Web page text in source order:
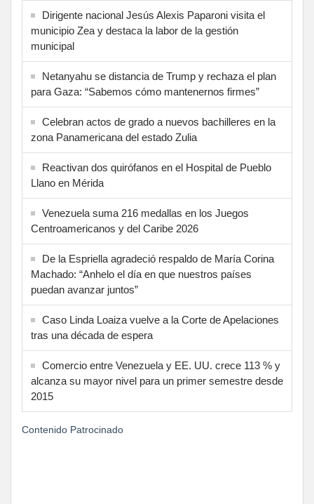
Dirigente nacional Jesús Alexis Paparoni visita el
municipio Zea y destaca la labor de la gestión
municipal
Netanyahu se distancia de Trump y rechaza el plan
para Gaza: “Sabemos cómo mantenernos firmes”
Celebran actos de grado a nuevos bachilleres en la
zona Panamericana del estado Zulia
Reactivan dos quirófanos en el Hospital de Pueblo
Llano en Mérida
Venezuela suma 216 medallas en los Juegos
Centroamericanos y del Caribe 2026
De la Espriella agradeció respaldo de María Corina
Machado: “Anhelo el día en que nuestros países
puedan avanzar juntos”
Caso Linda Loaiza vuelve a la Corte de Apelaciones
tras una década de espera
Comercio entre Venezuela y EE. UU. crece 113 % y
alcanza su mayor nivel para un primer semestre desde
2015
Contenido Patrocinado